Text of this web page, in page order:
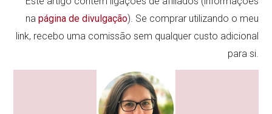
na página de divulgação). Se comprar utilizando o meu
link, recebo uma comissão sem qualquer custo adicional
para si.